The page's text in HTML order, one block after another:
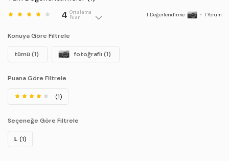
4 Ortalama
Puan
1 Değerlendirme • 1 Yorum
Konuya Göre Filtrele
tümü (1) fotoğraflı (1)
Puana Göre Filtrele
(1)
Seçeneğe Göre Filtrele
L (1)